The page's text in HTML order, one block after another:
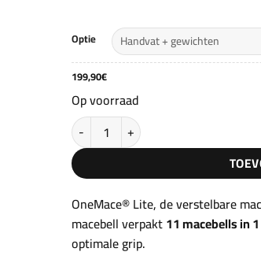
Optie
199,90€
Op voorraad
Verstelbare macebell 4-14kg
OneMace® Lite, de verstelbare
macebell verpakt11 macebells in 1
optimale grip.